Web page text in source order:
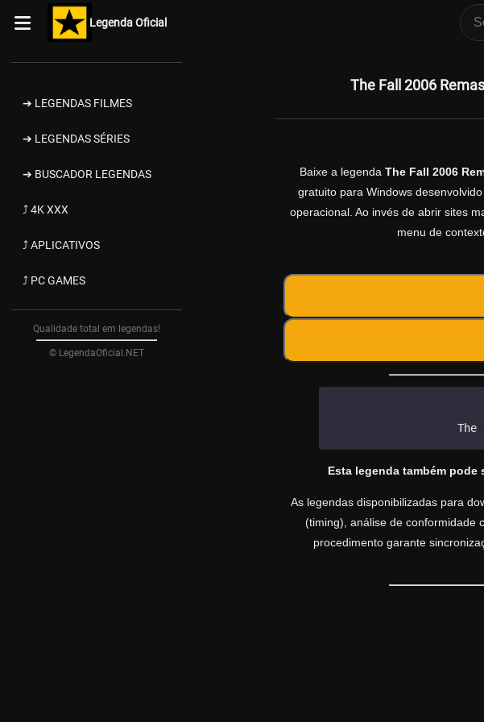
Legenda Oficial
➔ LEGENDAS FILMES
➔ LEGENDAS SÉRIES
➔ BUSCADOR LEGENDAS
⤴ 4K XXX
⤴ APLICATIVOS
⤴ PC GAMES
Qualidade total em legendas!
© LegendaOficial.NET
The Fall 2006
Baixe a legenda The Fall 2006
gratuito para Windows
operacional. Ao invés de abrir sites
menu de
The
Esta legenda também
As legendas disponibilizadas para
(timing), análise de conformidade
procedimento garante